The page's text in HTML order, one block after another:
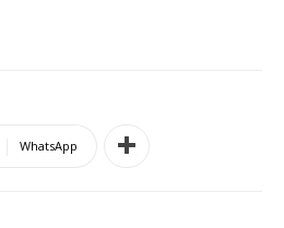
WhatsApp